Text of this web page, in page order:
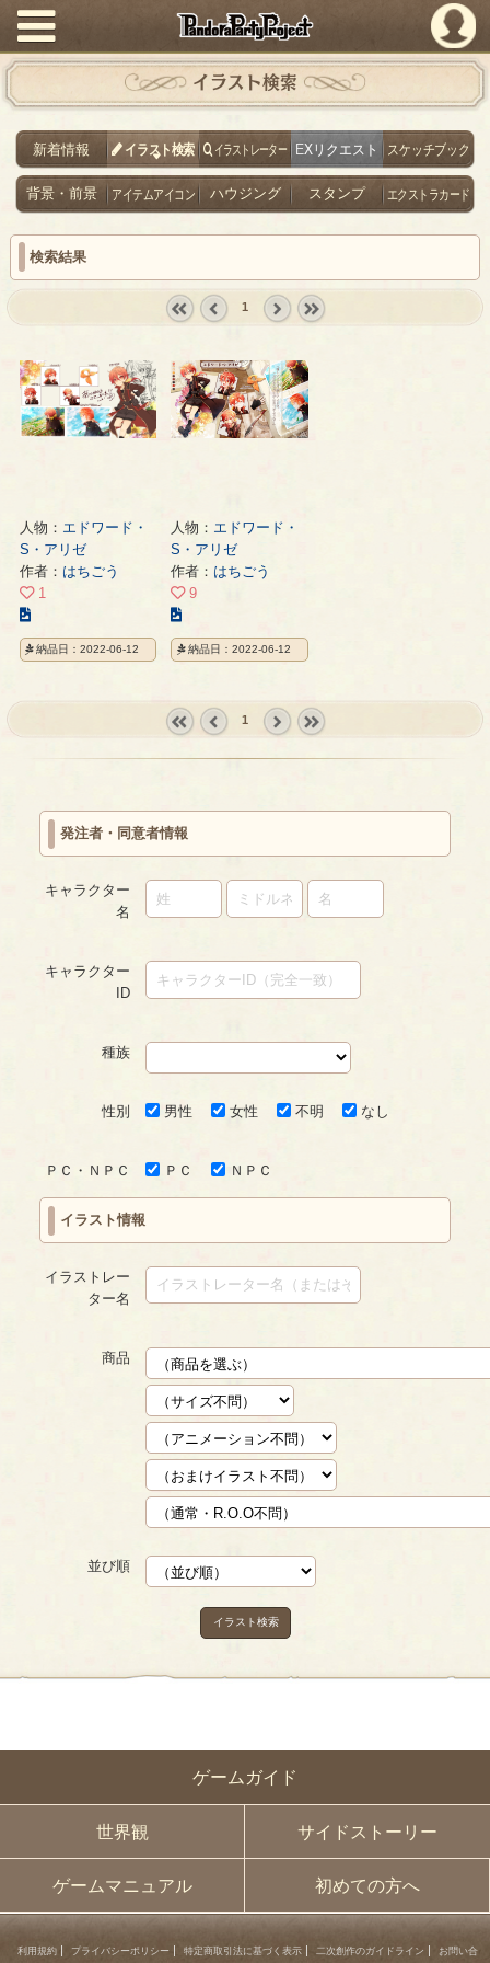
PandoraPartyProject
ゲームガイド
世界観 サイドストーリー
ゲームマニュアル 初めての方へ
イラスト検索
新着情報 イラスト検索 イラストレーター EXリクエスト スケッチブック
背景・前景 アイテムアイコン ハウジング スタンプ エクストラカード
検索結果
1
人物： エドワード・
S・アリゼ
作者： はちごう
1
の
イ
ジ
納品日：2022-06-12
人物： エドワード・
S・アリゼ
作者： はちごう
9
の
イ
ト
ジ
納品日：2022-06-12
1
発注者・同意者情報
キャラクター
名
キャラクター
ID
種族
性別 男性 女性 不明 なし
ＰＣ・ＮＰＣ ＰＣ ＮＰＣ
イラスト情報
イラストレー
ター名
商品
並び順
イラスト検索
利用規約 プライバシーポリシー 特定商取引法に基づく表示 二次創作のガイドライン お問い合